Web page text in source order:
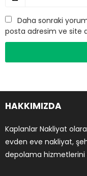
Daha sonraki
posta adresim ve site
HAKKIMIZDA
Kaplanlar Nakliyat
evden eve nakliyat,
depolama hizmetlerini